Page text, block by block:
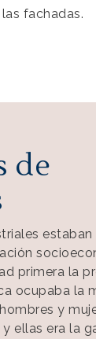
fachadas.
de
primera la
ocupaba la
y
ellas era la